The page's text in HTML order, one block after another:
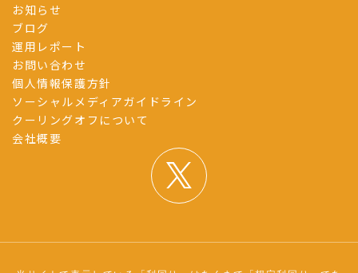
お知らせ
ブログ
運用レポート
お問い合わせ
個人情報保護方針
ソーシャルメディアガイドライン
クーリングオフについて
会社概要